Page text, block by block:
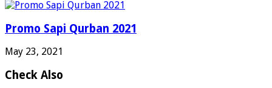
Promo Sapi Qurban 2021
May 23, 2021
Check Also